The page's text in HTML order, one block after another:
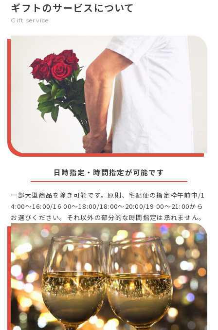
ギフトのサービスについて
Gift service
日時指定・時間指定が可能です
一部大型商品を除き可能です。原則、宅配便の指定枠午前中/1
4:00～16:00/16:00～18:00/18:00～20:00/19:00～21:00から
お選びください。それ以外の部分的な時間指定は承れません。